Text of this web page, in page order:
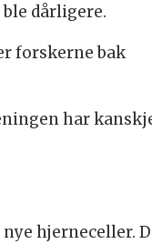
dårligere.
forskerne bak
har
hjerneceller.